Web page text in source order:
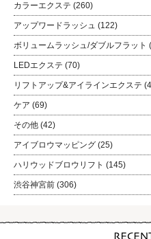
カラーエクステ (260)
アップワードラッシュ (122)
ボリュームラッシュ/ダブルフラット
LEDエクステ (70)
リフトアップ&アイラインエクステ
ケア (69)
その他 (42)
アイブロウマッピング (25)
ハリウッドブロウリフト (145)
渋谷神宮前 (306)